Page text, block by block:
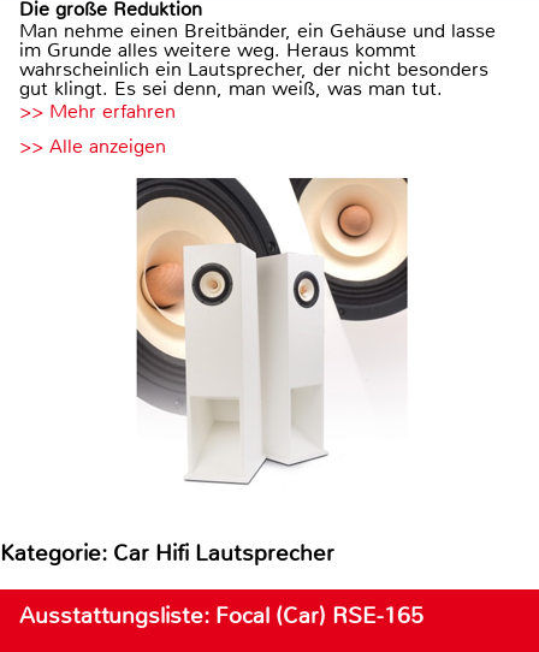
Die große Reduktion
Man nehme einen Breitbänder, ein Gehäuse und lasse
im Grunde alles weitere weg. Heraus kommt
wahrscheinlich ein Lautsprecher, der nicht besonders
gut klingt. Es sei denn, man weiß, was man tut.
>> Mehr erfahren
>> Alle anzeigen
Kategorie: Car Hifi Lautsprecher
Ausstattungsliste: Focal (Car) RSE-165